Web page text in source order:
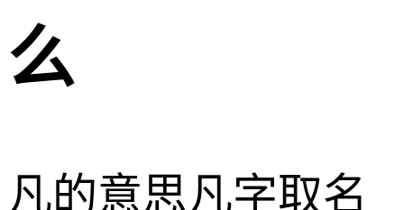
么
凡的意思凡字取名